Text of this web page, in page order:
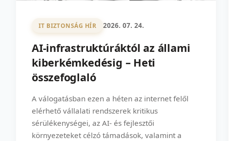
IT BIZTONSÁG HÍR 2026. 07. 24.
AI-infrastruktúráktól az állami
kiberkémkedésig – Heti
összefoglaló
A válogatásban ezen a héten az internet felől
elérhető vállalati rendszerek kritikus
sérülékenységei, az AI- és fejlesztői
környezeteket célzó támadások, valamint a